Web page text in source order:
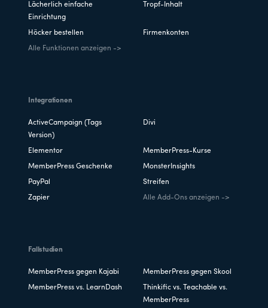
Lächerlich einfache
Einrichtung
Tropf-Inhalt
Höcker bestellen Firmenkonten
Alle Funktionen anzeigen ->
Integrationen
ActiveCampaign (Tags
Version)
Divi
Elementor MemberPress-Kurse
MemberPress Geschenke MonsterInsights
PayPal Streifen
Zapier Alle Add-Ons anzeigen ->
Fallstudien
MemberPress gegen Kajabi MemberPress gegen Skool
MemberPress vs. LearnDash
Thinkific vs. Teachable vs.
MemberPress